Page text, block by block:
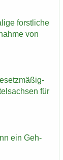
forst­li­che
von
für
ein Geh-